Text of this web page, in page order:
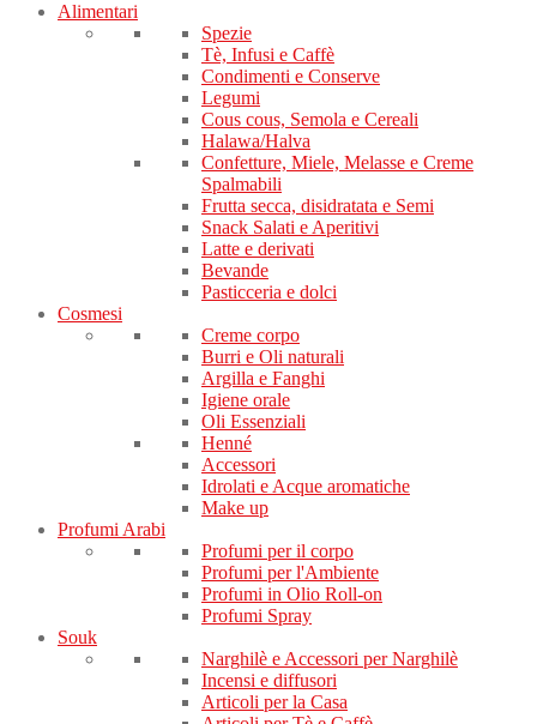
Alimentari
Spezie
Tè, Infusi e Caffè
Condimenti e Conserve
Legumi
Cous cous, Semola e Cereali
Halawa/Halva
Confetture, Miele, Melasse e Creme
Spalmabili
Frutta secca, disidratata e Semi
Snack Salati e Aperitivi
Latte e derivati
Bevande
Pasticceria e dolci
Cosmesi
Creme corpo
Burri e Oli naturali
Argilla e Fanghi
Igiene orale
Oli Essenziali
Henné
Accessori
Idrolati e Acque aromatiche
Make up
Profumi Arabi
Profumi per il corpo
Profumi per l'Ambiente
Profumi in Olio Roll-on
Profumi Spray
Souk
Narghilè e Accessori per Narghilè
Incensi e diffusori
Articoli per la Casa